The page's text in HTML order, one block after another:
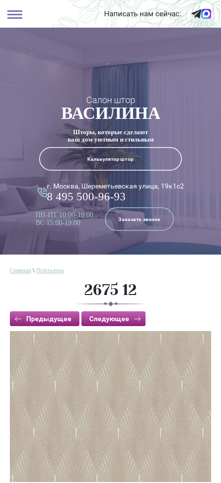
Написать нам сейчас:
Салон штор
ВАСИЛИНА
Шторы, которые сделают
ваш дом уютным и стильным
Калькулятор штор
г. Москва, Шереметьевская улица, 19к1с2
8 495 500-96-93
ПН-ПТ 10:00-19:00
ВС 15:00-19:00
Заказать звонок
Главная \ Портьеры
2675 12
Предыдущее Следующее